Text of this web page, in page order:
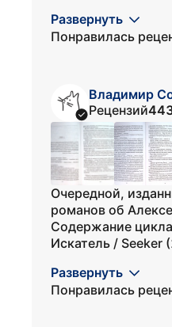
Развернуть
Понравилась
Владимир
Рецензий
Очередной,
романов об
Содержание
Искатель /
Развернуть
Понравилась